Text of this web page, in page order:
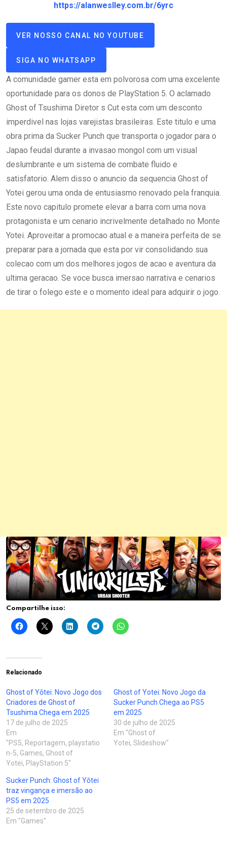
https://alanweslley.com.br/6yrc
VER NOSSO CANAL NO YOUTUBE
SIGA NO WHATSAPP
A comunidade gamer esta em polvorosa com uma excelente
oportunidade para os donos de PlayStation 5. O aclamado
Ghost of Tsushima Diretor s Cut esta com um desconto
imperdivel nas lojas varejistas brasileiras. Este titulo e uma
obra prima da Sucker Punch que transporta o jogador para o
Japao feudal durante a invasao mongol com um visual
deslumbrante e um sistema de combate fluido e
satisfatorio. Alem disso o anuncio da sequencia Ghost of
Yotei gerou uma onda de entusiasmo renovado pela franquia.
Este novo capitulo promete elevar a barra com uma nova
protagonista e um cenario incrivelmente detalhado no Monte
Yotei. Aproveitar a promocao atual e a maneira perfeita de se
preparar para a jornada que esta por vir consolidando sua
colecao com um dos melhores jogos de acao e aventura da
ultima geracao. Se voce busca imersao narrativa e cenarios
de tirar o folego este e o momento ideal para adquirir o jogo.
Compartilhe isso:
Relacionado
Ghost of Yōtei: Novo Jogo dos
Criadores de Ghost of
Tsushima Chega em 2025
17 de julho de 2025
Em
"PS5, Reportagem, playstatio
n-5, Games, Ghost of
Yotei, PlayStation 5"
Ghost of Yotei: Novo Jogo da
Sucker Punch Chega ao PS5
em 2025
30 de julho de 2025
Em "Ghost of
Yotei, Slideshow"
Sucker Punch: Ghost of Yōtei
traz vingança e imersão ao
PS5 em 2025
25 de setembro de 2025
Em "Games"